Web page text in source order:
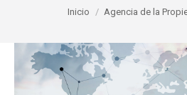
Estás aquí:
Inicio Agencia de la